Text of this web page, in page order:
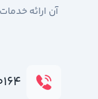
آن ارائه